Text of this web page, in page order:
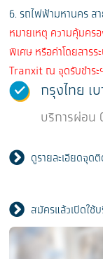
6. รถไฟฟ้ามหานคร ส
หมายเหตุ ความคุ้มครอ
พิเศษ หรือค่าโดยสาร
Tranxit ณ จุดรับชำระ
กรุงไทย เบ
บริการผ่อน
ดูรายละเอียดจุด
สมัครแล้วเปิดใช้